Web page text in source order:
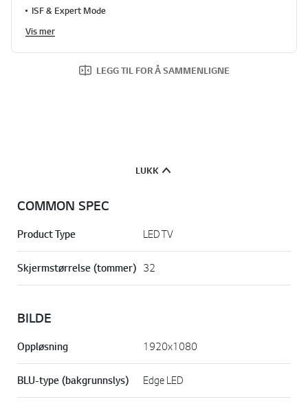
ISF & Expert Mode
Vis mer
LEGG TIL FOR Å SAMMENLIGNE
LUKK
COMMON SPEC
Product Type LED TV
Skjermstørrelse (tommer) 32
BILDE
Oppløsning 1920x1080
BLU-type (bakgrunnslys) Edge LED